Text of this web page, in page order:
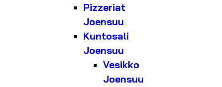
Pizzeriat
Joensuu
Kuntosali
Joensuu
Vesikko
Joensuu